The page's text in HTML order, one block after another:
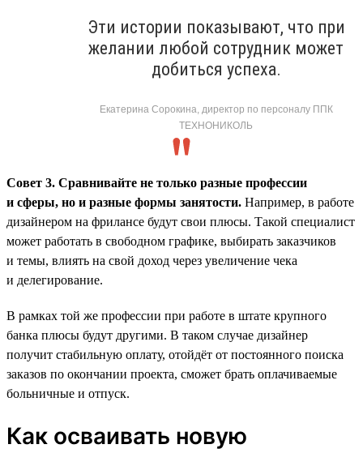
Эти истории показывают, что при
желании любой сотрудник может
добиться успеха.
Екатерина Сорокина, директор по персоналу ППК
ТЕХНОНИКОЛЬ
Совет 3. Сравнивайте не только разные профессии
и сферы, но и разные формы занятости. Например, в работе
дизайнером на фрилансе будут свои плюсы. Такой специалист
может работать в свободном графике, выбирать заказчиков
и темы, влиять на свой доход через увеличение чека
и делегирование.
В рамках той же профессии при работе в штате крупного
банка плюсы будут другими. В таком случае дизайнер
получит стабильную оплату, отойдёт от постоянного поиска
заказов по окончании проекта, сможет брать оплачиваемые
больничные и отпуск.
Как осваивать новую